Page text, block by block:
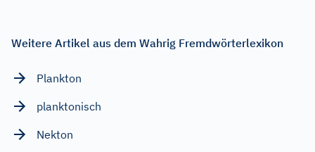
Weitere Artikel aus dem Wahrig Fremdwörterlexikon
Plankton
planktonisch
Nekton